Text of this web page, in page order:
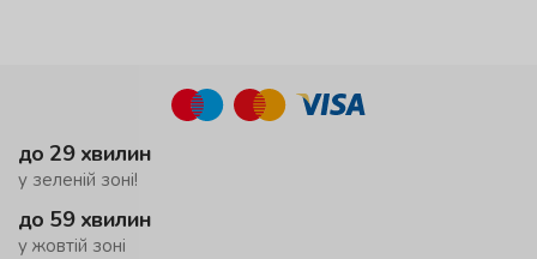
до 29 хвилин
у зеленій зоні!
до 59 хвилин
у жовтій зоні